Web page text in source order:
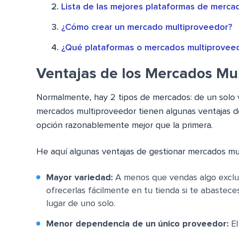
Lista de las mejores plataformas de
¿Cómo crear un mercado multiproveedor?
¿Qué plataformas o mercados
Ventajas de los Mercados
Normalmente, hay 2 tipos de mercados: de un
mercados multiproveedor tienen algunas ventajas
opción razonablemente mejor que la primera.
He aquí algunas ventajas de gestionar mercados
Mayor variedad: A menos que vendas algo
ofrecerlas fácilmente en tu tienda si te
lugar de uno solo.
Menor dependencia de un único proveedor: